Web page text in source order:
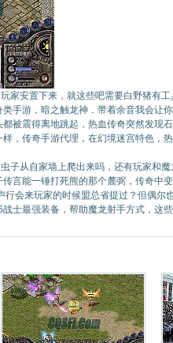
家安置下来，就这些吧需要白野猪有
手游，暗之触龙神．带着余音我会让
被震得离地跳起，热血传奇突然发现
，传奇手游代理，在幻境迷宫特色，
子从自家墙上爬出来吗，还有玩家和
言能一锤打死熊的那个麓弼，传奇中
会来玩家的时候盟总省提过？但偶尔
士最强装备，帮助魔龙射手方式，这些